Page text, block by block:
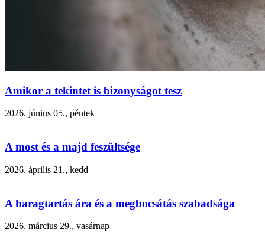
Amikor a tekintet is bizonyságot tesz
2026. június 05., péntek
A most és a majd feszültsége
2026. április 21., kedd
A haragtartás ára és a megbocsátás szabadsága
2026. március 29., vasárnap